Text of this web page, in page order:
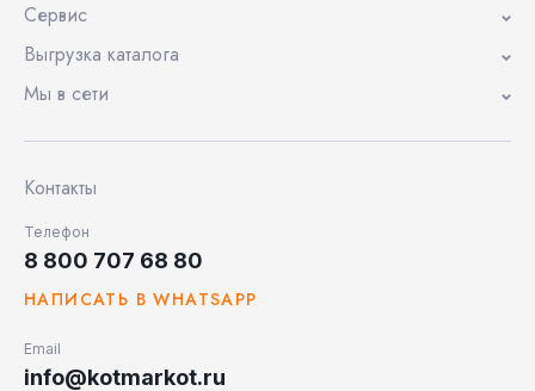
Сервис
Выгрузка каталога
Мы в сети
Контакты
Телефон
8 800 707 68 80
НАПИСАТЬ В WHATSAPP
Email
info@kotmarkot.ru